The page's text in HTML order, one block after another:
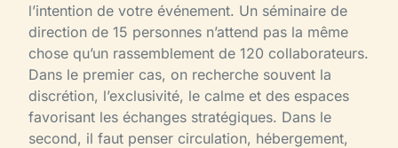
l’intention de votre événement. Un séminaire de
direction de 15 personnes n’attend pas la même
chose qu’un rassemblement de 120 collaborateurs.
Dans le premier cas, on recherche souvent la
discrétion, l’exclusivité, le calme et des espaces
favorisant les échanges stratégiques. Dans le
second, il faut penser circulation, hébergement,